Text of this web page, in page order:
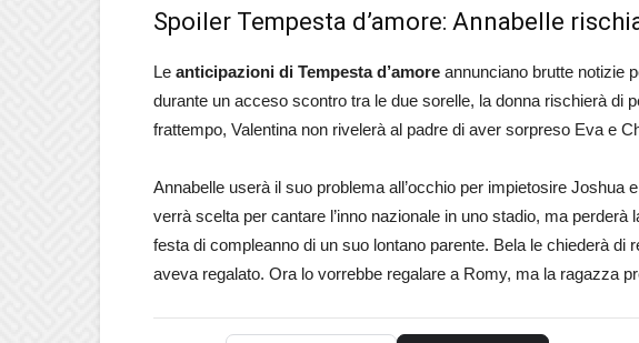
Spoiler Tempesta d’amore: Annabelle
Le anticipazioni di Tempesta d’amore annunciano brutte notizie
durante un acceso scontro tra le due sorelle, la donna rischierà di
frattempo, Valentina non rivelerà al padre di aver sorpreso Eva e
Annabelle userà il suo problema all’occhio per impietosire Joshua
verrà scelta per cantare l’inno nazionale in uno stadio, ma
festa di compleanno di un suo lontano parente. Bela le chiederà di
aveva regalato. Ora lo vorrebbe regalare a Romy, ma la ragazza